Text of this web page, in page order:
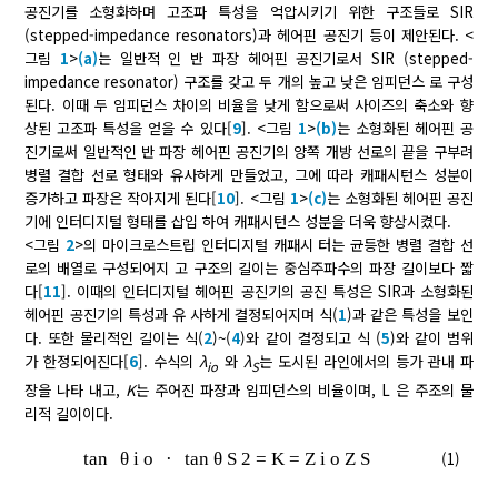
공진기를 소형화하며 고조파 특성을 억압시키기 위한 구조들로 SIR
(stepped-impedance resonators)과 헤어핀 공진기 등이 제안된다. <
그림 1>(a)는 일반적 인 반 파장 헤어핀 공진기로서 SIR (stepped-
impedance resonator) 구조를 갖고 두 개의 높고 낮은 임피던스 로 구성
된다. 이때 두 임피던스 차이의 비율을 낮게 함으로써 사이즈의 축소와 향
상된 고조파 특성을 얻을 수 있다[9]. <그림 1>(b)는 소형화된 헤어핀 공
진기로써 일반적인 반 파장 헤어핀 공진기의 양쪽 개방 선로의 끝을 구부려
병렬 결합 선로 형태와 유사하게 만들었고, 그에 따라 캐패시턴스 성분이
증가하고 파장은 작아지게 된다[10]. <그림 1>(c)는 소형화된 헤어핀 공진
기에 인터디지털 형태를 삽입 하여 캐패시턴스 성분을 더욱 향상시켰다.
<그림 2>의 마이크로스트립 인터디지털 캐패시 터는 균등한 병렬 결합 선
로의 배열로 구성되어지 고 구조의 길이는 중심주파수의 파장 길이보다 짧
다[11]. 이때의 인터디지털 헤어핀 공진기의 공진 특성은 SIR과 소형화된
헤어핀 공진기의 특성과 유 사하게 결정되어지며 식(1)과 같은 특성을 보인
다. 또한 물리적인 길이는 식(2)~(4)와 같이 결정되고 식 (5)와 같이 범위
가 한정되어진다[6]. 수식의λio 와 λS는 도시된 라인에서의 등가 관내 파
장을 나타 내고, K는 주어진 파장과 임피던스의 비율이며, L 은 주조의 물
리적 길이이다.
tan θ i o · tan θ S 2 = K = Z i o Z S (1)